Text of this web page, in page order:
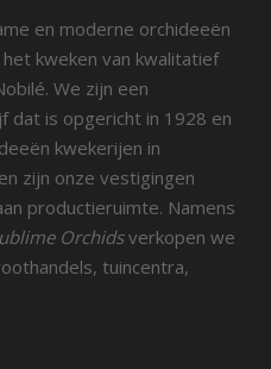
en moderne orchideeën
kweken van kwalitatief
We zijn een
dat is opgericht in 1928 en
kwekerijen in
zijn onze vestigingen
productieruimte. Namens
Orchidsverkopen we
tuincentra,